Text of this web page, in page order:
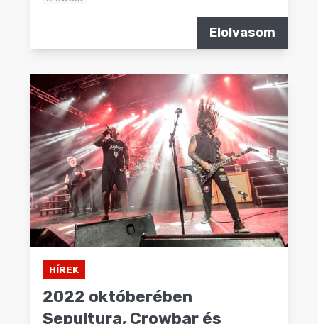
Elolvasom
HÍREK
2022 októberében
Sepultura, Crowbar és